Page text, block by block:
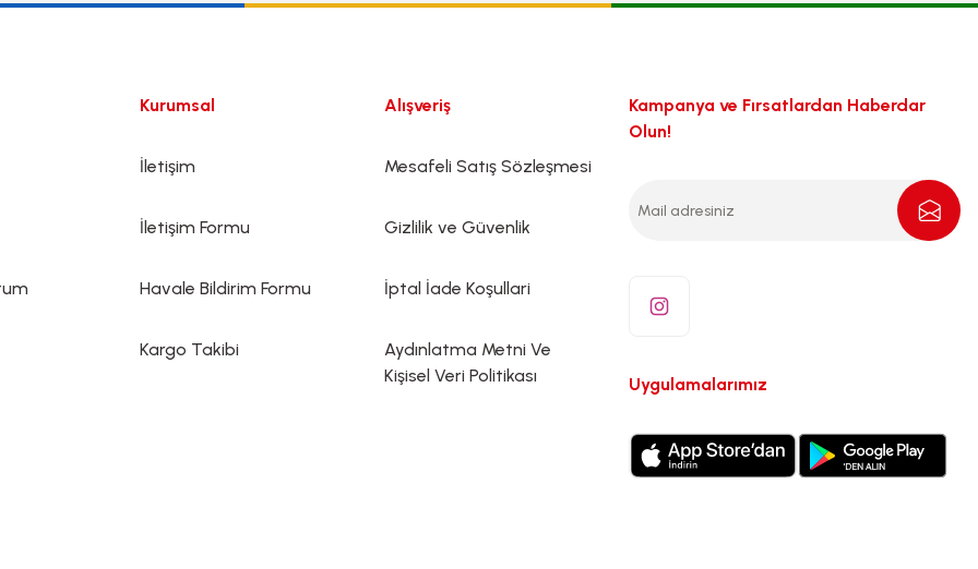
Kurumsal
İletişim
İletişim Formu
Havale Bildirim Formu
Kargo Takibi
Alışveriş
Mesafeli Satış Sözleşmesi
Gizlilik ve Güvenlik
İptal İade Koşullari
Aydınlatma Metni Ve
Kişisel Veri Politikası
Kampanya ve Fırsatlardan Haberdar
Olun!
Uygulamalarımız